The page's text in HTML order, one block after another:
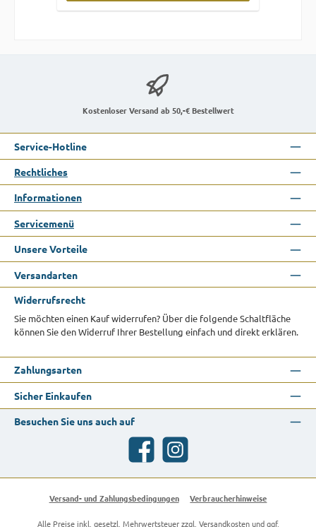
Kostenloser Versand ab 50,-€ Bestellwert
Service-Hotline
Rechtliches
Informationen
Servicemenü
Unsere Vorteile
Versandarten
Widerrufsrecht
Sie möchten einen Kauf widerrufen? Über die folgende Schaltfläche
können Sie den Widerruf Ihrer Bestellung einfach und direkt erklären.
Zahlungsarten
Sicher Einkaufen
Besuchen Sie uns auch auf
Facebook Instagram
Versand- und Zahlungsbedingungen Verbraucherhinweise
Alle Preise inkl. gesetzl. Mehrwertsteuer zzgl. Versandkostenund ggf.